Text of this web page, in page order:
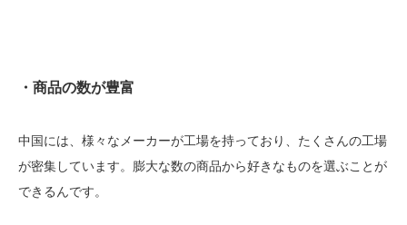
・商品の数が豊富
中国には、様々なメーカーが工場を持っており、たくさんの工場
が密集しています。膨大な数の商品から好きなものを選ぶことが
できるんです。